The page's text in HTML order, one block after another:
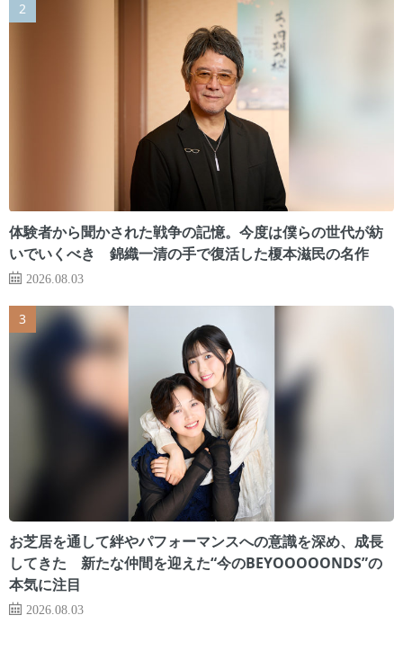
体験者から聞かされた戦争の記憶。今度は僕らの世代が紡
いでいくべき 錦織一清の手で復活した榎本滋民の名作
2026.08.03
お芝居を通して絆やパフォーマンスへの意識を深め、成長
してきた 新たな仲間を迎えた“今のBEYOOOOONDS”の
本気に注目
2026.08.03